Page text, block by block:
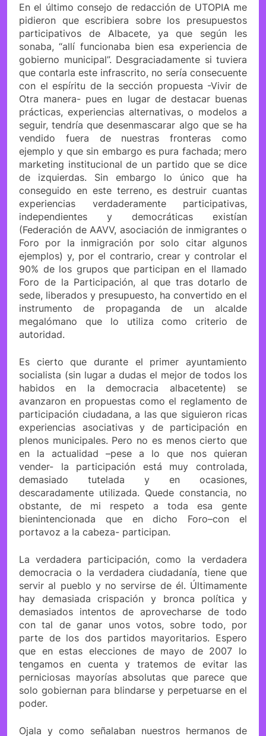
En el último consejo de redacción de UTOPIA me
pidieron que escribiera sobre los presupuestos
participativos de Albacete, ya que según les
sonaba, “allí funcionaba bien esa experiencia de
gobierno municipal”. Desgraciadamente si tuviera
que contarla este infrascrito, no sería consecuente
con el espíritu de la sección propuesta -Vivir de
Otra manera- pues en lugar de destacar buenas
prácticas, experiencias alternativas, o modelos a
seguir, tendría que desenmascarar algo que se ha
vendido fuera de nuestras fronteras como
ejemplo y que sin embargo es pura fachada; mero
marketing institucional de un partido que se dice
de izquierdas. Sin embargo lo único que ha
conseguido en este terreno, es destruir cuantas
experiencias verdaderamente participativas,
independientes y democráticas existían
(Federación de AAVV, asociación de inmigrantes o
Foro por la inmigración por solo citar algunos
ejemplos) y, por el contrario, crear y controlar el
90% de los grupos que participan en el llamado
Foro de la Participación, al que tras dotarlo de
sede, liberados y presupuesto, ha convertido en el
instrumento de propaganda de un alcalde
megalómano que lo utiliza como criterio de
autoridad.
Es cierto que durante el primer ayuntamiento
socialista (sin lugar a dudas el mejor de todos los
habidos en la democracia albacetente) se
avanzaron en propuestas como el reglamento de
participación ciudadana, a las que siguieron ricas
experiencias asociativas y de participación en
plenos municipales. Pero no es menos cierto que
en la actualidad –pese a lo que nos quieran
vender- la participación está muy controlada,
demasiado tutelada y en ocasiones,
descaradamente utilizada. Quede constancia, no
obstante, de mi respeto a toda esa gente
bienintencionada que en dicho Foro–con el
portavoz a la cabeza- participan.
La verdadera participación, como la verdadera
democracia o la verdadera ciudadanía, tiene que
servir al pueblo y no servirse de él. Últimamente
hay demasiada crispación y bronca política y
demasiados intentos de aprovecharse de todo
con tal de ganar unos votos, sobre todo, por
parte de los dos partidos mayoritarios. Espero
que en estas elecciones de mayo de 2007 lo
tengamos en cuenta y tratemos de evitar las
perniciosas mayorías absolutas que parece que
solo gobiernan para blindarse y perpetuarse en el
poder.
Ojala y como señalaban nuestros hermanos de